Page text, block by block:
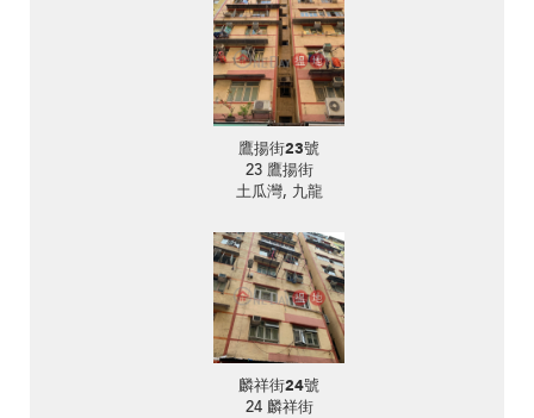
鷹揚街23號
23 鷹揚街
土瓜灣, 九龍
麟祥街24號
24 麟祥街